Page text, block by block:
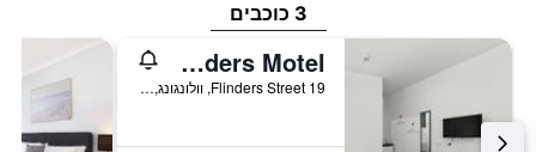
3 כוכבים
Flinders Motel
19 Flinders Street, וולונגונג, NSW, אוסטרליה